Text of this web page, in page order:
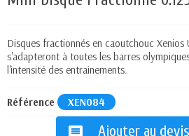
Disques fractionnés en caoutchouc Xenios
s'adapteront à toutes les barres
l'intensité des entrainements.
Référence XEN084
message Ajouter au devis